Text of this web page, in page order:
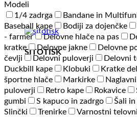
SITOTISK
Modeli
1/4 zadrga
Bandane in
Baseball kape
Bodiji za dojenčke
- farmer
Delovne hlače na pas
kratke
Delovne jakne Delovne
čevlji
Delovni puloverji Delovni
Duckbill kape
Klobuki Kratke
športne hlače
Markirke
puloverji
Retro kape Rokavice
gumbi
S kapuco in zadrgo Šali
Slinčki
Trenirke Varnostni